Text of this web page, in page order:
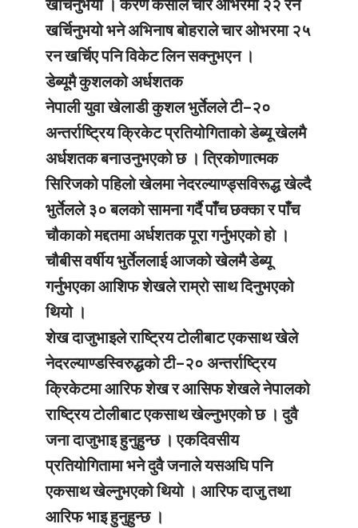
खर्चिनुभयो । करण केसीले चार ओभरमा २२ रन
खर्चिनुभयो भने अभिनाष बोहराले चार ओभरमा २५
रन खर्चिए पनि विकेट लिन सक्नुभएन ।
डेब्यूमै कुशलको अर्धशतक
नेपाली युवा खेलाडी कुशल भुर्तेलले टी–२०
अन्तर्राष्ट्रिय क्रिकेट प्रतियोगिताको डेब्यू खेलमै
अर्धशतक बनाउनुभएको छ । त्रिकोणात्मक
सिरिजको पहिलो खेलमा नेदरल्याण्ड्सविरूद्ध खेल्दै
भुर्तेलले ३० बलको सामना गर्दै पाँच छक्का र पाँच
चौकाको मद्दतमा अर्धशतक पूरा गर्नुभएको हो ।
चौबीस वर्षीय भुर्तेललाई आजको खेलमै डेब्यू
गर्नुभएका आशिफ शेखले राम्रो साथ दिनुभएको
थियो ।
शेख दाजुभाइले राष्ट्रिय टोलीबाट एकसाथ खेले
नेदरल्याण्डस्विरुद्धको टी–२० अन्तर्राष्ट्रिय
क्रिकेटमा आरिफ शेख र आसिफ शेखले नेपालको
राष्ट्रिय टोलीबाट एकसाथ खेल्नुभएको छ । दुवै
जना दाजुभाइ हुनुहुन्छ । एकदिवसीय
प्रतियोगितामा भने दुवै जनाले यसअघि पनि
एकसाथ खेल्नुभएको थियो । आरिफ दाजु तथा
आरिफ भाइ हुनुहुन्छ ।